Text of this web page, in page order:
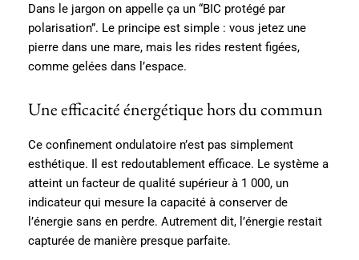
Dans le jargon on appelle ça un “BIC protégé par
polarisation”. Le principe est simple : vous jetez une
pierre dans une mare, mais les rides restent figées,
comme gelées dans l’espace.
Une efficacité énergétique hors du commun
Ce confinement ondulatoire n’est pas simplement
esthétique. Il est redoutablement efficace. Le système a
atteint un facteur de qualité supérieur à 1 000, un
indicateur qui mesure la capacité à conserver de
l’énergie sans en perdre. Autrement dit, l’énergie restait
capturée de manière presque parfaite.